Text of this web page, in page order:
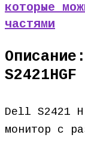
которые
частями
S2421HGF
Dell S2421
монитор с